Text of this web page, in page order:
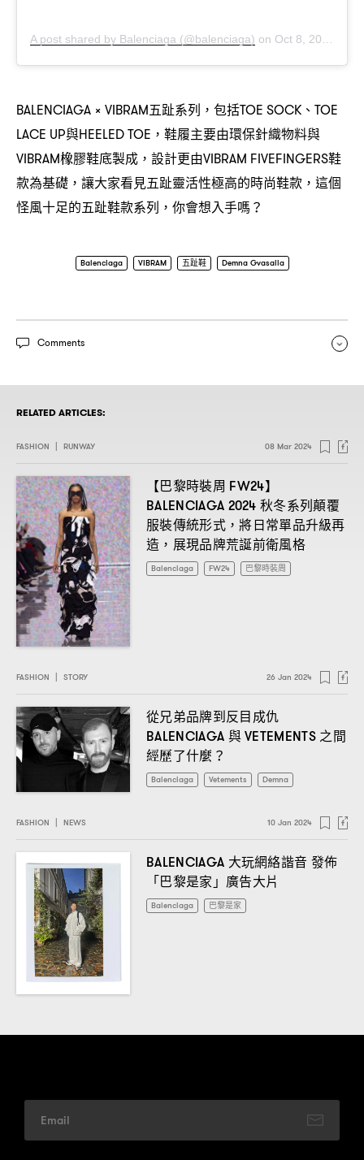
A post shared by Balenciaga (@balenciaga) on Oct 8, 2020 at 6:35am PDT
BALENCIAGA × VIBRAM五趾系列 ， 包括TOE SOCK 、 TOE
LACE UP與HEELED TOE， 鞋履主要由環保針織物料與
VIBRAM橡膠鞋底製成 ， 設計更由VIBRAM FIVEFINGERS鞋
款為基礎 ， 讓大家看見五趾靈活性極高的時尚鞋款 ， 這個
怪風十足的五趾鞋款系列 ， 你會想入手嗎 ？
Balenciaga VIBRAM 五趾鞋 Demna Gvasalia
Comments
RELATED ARTICLES:
FASHION RUNWAY 08 Mar 2024
【巴黎時裝周 FW24】
BALENCIAGA 2024秋冬系列顛覆
服裝傳統形式，將日常單品升級再
造 ， 展現品牌荒誕前衛風格
Balenciaga FW24 巴黎時裝周
FASHION STORY 26 Jan 2024
從兄弟品牌到反目成仇
BALENCIAGA 與VETEMENTS 之間
經歷了什麼 ？
Balenciaga Vetements Demna
FASHION NEWS 10 Jan 2024
BALENCIAGA 大玩網絡諧音 發佈
「巴黎是家」廣告大片
Balenciaga 巴黎是家